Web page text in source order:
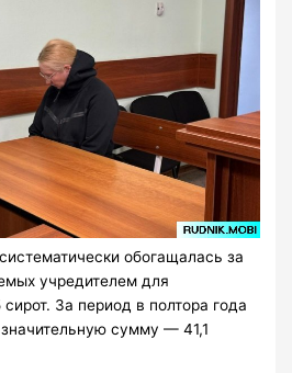
обогащалась за
учредителем для
За период в полтора года
сумму — 41,1